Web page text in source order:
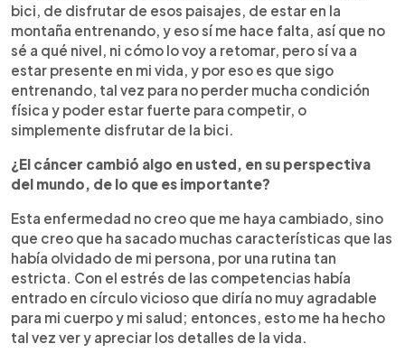
bici, de disfrutar de esos paisajes, de estar en la
montaña entrenando, y eso sí me hace falta, así que no
sé a qué nivel, ni cómo lo voy a retomar, pero sí va a
estar presente en mi vida, y por eso es que sigo
entrenando, tal vez para no perder mucha condición
física y poder estar fuerte para competir, o
simplemente disfrutar de la bici.
¿El cáncer cambió algo en usted, en su perspectiva
del mundo, de lo que es importante?
Esta enfermedad no creo que me haya cambiado, sino
que creo que ha sacado muchas características que las
había olvidado de mi persona, por una rutina tan
estricta. Con el estrés de las competencias había
entrado en círculo vicioso que diría no muy agradable
para mi cuerpo y mi salud; entonces, esto me ha hecho
tal vez ver y apreciar los detalles de la vida.